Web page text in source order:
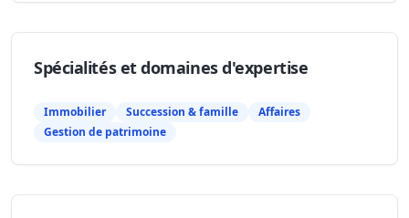
Spécialités et domaines d'expertise
Immobilier Succession & famille
Affaires
Gestion de patrimoine